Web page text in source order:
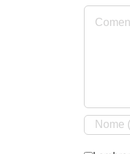
Comentário